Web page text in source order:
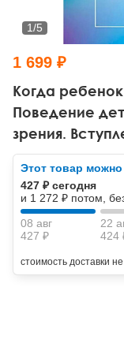
Тревожные
Психодрама
Другие
Классический,
НЛП
Психология труда
Социальная
Социальная и
Классический и
Когда
Поведение
зрения.
1/5
1 699 ₽
Этот товар
427 ₽ сегодня
и 1 272 ₽ потом,
08 авг
427 ₽
22
424
стоимость доставки